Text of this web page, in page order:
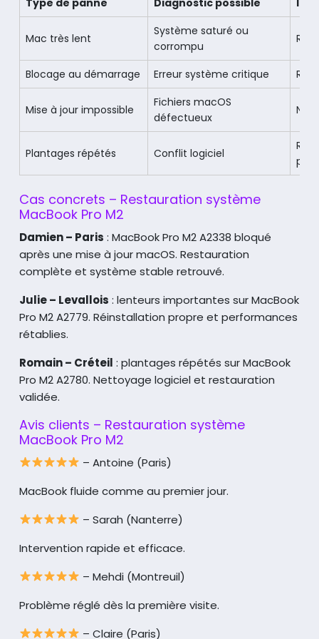
Type de panne Diagnostic possible
Mac très lent
Système saturé ou
corrompu
Blocage au démarrage Erreur système critique
Mise à jour impossible
Fichiers macOS
défectueux
Plantages répétés Conflit logiciel
Cas concrets – Restauration système
MacBook Pro M2
Damien – Paris : MacBook Pro M2 A2338 bloqué
après une mise à jour macOS. Restauration
complète et système stable retrouvé.
Julie – Levallois : lenteurs importantes sur MacBook
Pro M2 A2779. Réinstallation propre et performances
rétablies.
Romain – Créteil : plantages répétés sur MacBook
Pro M2 A2780. Nettoyage logiciel et restauration
validée.
Avis clients – Restauration système
MacBook Pro M2
– Antoine (Paris)
MacBook fluide comme au premier jour.
– Sarah (Nanterre)
Intervention rapide et efficace.
– Mehdi (Montreuil)
Problème réglé dès la première visite.
– Claire (Paris)